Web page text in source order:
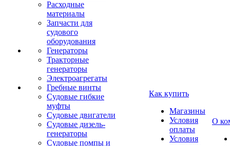
Расходные
материалы
Запчасти для
судового
оборудования
Генераторы
Тракторные
генераторы
Электроагрегаты
Гребные винты
Судовые гибкие
муфты
Судовые двигатели
Судовые дизель-
генераторы
Судовые помпы и
Как купить
Магазины
Условия
оплаты
Условия
О